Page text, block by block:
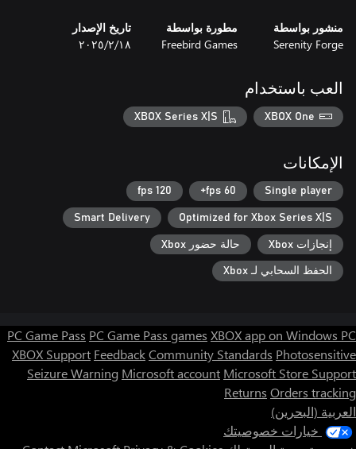
منشور بواسطة
Serenity Forge
مطورة بواسطة
Freebird Games
تاريخ الإصدار
١٨‏/٢‏/٢٠٢٥
العب باستخدام
XBOX One
XBOX Series X|S
الإمكانات
Single player
60 fps+
120 fps
Optimized for Xbox Series X|S
Smart Delivery
إنجازات Xbox حالة حضور Xbox
الحفظ السحابي لـ Xbox
PC Game Pass PC Game Pass games XBOX app on Windows PC
XBOX Support FeedbackCommunity Standards Photosensitive
Seizure Warning Microsoft account Microsoft Store Support
Returns Orders tracking
العربية (البحرين)
خيارات خصوصيتك